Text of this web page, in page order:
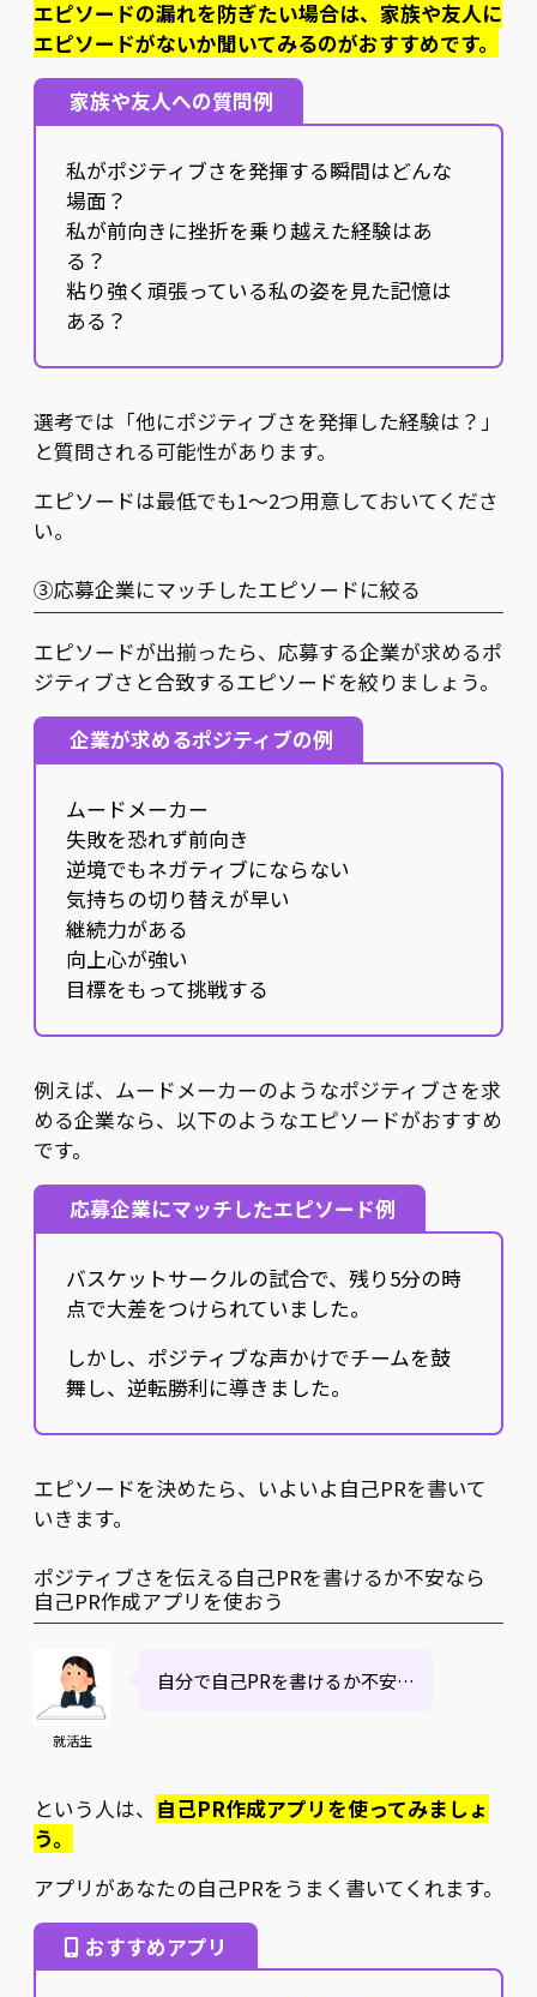
エピソードの漏れを防ぎたい場合は、家族や友人に
エピソードがないか聞いてみるのがおすすめです。
家族や友人への質問例
私がポジティブさを発揮する瞬間はどんな
場面？
私が前向きに挫折を乗り越えた経験はあ
る？
粘り強く頑張っている私の姿を見た記憶は
ある？
選考では「他にポジティブさを発揮した経験は？」
と質問される可能性があります。
エピソードは最低でも1〜2つ用意しておいてくださ
い。
③応募企業にマッチしたエピソードに絞る
エピソードが出揃ったら、応募する企業が求めるポ
ジティブさと合致するエピソードを絞りましょう。
企業が求めるポジティブの例
ムードメーカー
失敗を恐れず前向き
逆境でもネガティブにならない
気持ちの切り替えが早い
継続力がある
向上心が強い
目標をもって挑戦する
例えば、ムードメーカーのようなポジティブさを求
める企業なら、以下のようなエピソードがおすすめ
です。
応募企業にマッチしたエピソード例
バスケットサークルの試合で、残り5分の時
点で大差をつけられていました。
しかし、ポジティブな声かけでチームを鼓
舞し、逆転勝利に導きました。
エピソードを決めたら、いよいよ自己PRを書いて
いきます。
ポジティブさを伝える自己PRを書けるか不安なら
自己PR作成アプリを使おう
就活生
自分で自己PRを書けるか不安…
という人は、 自己PR作成アプリを使ってみましょ
う。
アプリがあなたの自己PRをうまく書いてくれます。
おすすめアプリ